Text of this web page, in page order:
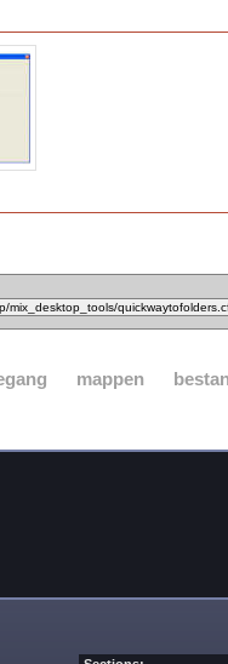
mappen